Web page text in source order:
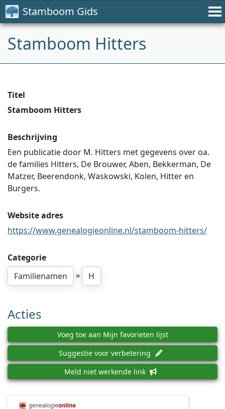
Stamboom Gids
Stamboom Hitters
Titel
Stamboom Hitters
Beschrijving
Een publicatie door M. Hitters met gegevens over oa.
de families Hitters, De Brouwer, Aben, Bekkerman, De
Matzer, Beerendonk, Waskowski, Kolen, Hitter en
Burgers.
Website adres
https://www.genealogieonline.nl/stamboom-hitters/
Categorie
Familienamen
» H
Acties
Voeg toe aan Mijn favorieten lijst
Suggestie voor verbetering
Meld niet werkende link